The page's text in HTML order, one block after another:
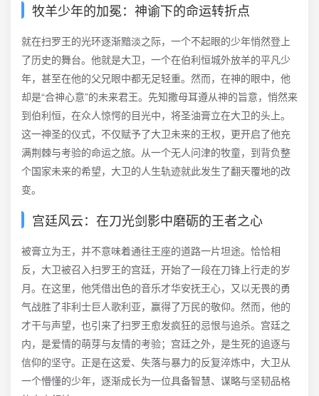
牧羊少年的加冕：神谕下的命运转折点
就在扫罗王的光环逐渐黯淡之际，一个不起眼的少年悄然登上
了历史的舞台。他就是大卫，一个在伯利恒城外放羊的平凡少
年，甚至在他的父兄眼中都无足轻重。然而，在神的眼中，他
却是“合神心意”的未来君王。先知撒母耳遵从神的旨意，悄然来
到伯利恒，在众人惊愕的目光中，将圣油膏立在大卫的头上。
这一神圣的仪式，不仅赋予了大卫未来的王权，更开启了他充
满荆棘与考验的命运之旅。从一个无人问津的牧童，到背负整
个国家未来的希望，大卫的人生轨迹就此发生了翻天覆地的改
变。
宫廷风云：在刀光剑影中磨砺的王者之心
被膏立为王，并不意味着通往王座的道路一片坦途。恰恰相
反，大卫被召入扫罗王的宫廷，开始了一段在刀锋上行走的岁
月。在这里，他凭借出色的音乐才华安抚王心，又以无畏的勇
气战胜了非利士巨人歌利亚，赢得了万民的敬仰。然而，他的
才干与声望，也引来了扫罗王愈发疯狂的忌恨与追杀。宫廷之
内，是爱情的萌芽与友情的考验；宫廷之外，是生死的追逐与
信仰的坚守。正是在这爱、失落与暴力的反复淬炼中，大卫从
一个懵懂的少年，逐渐成长为一位具备智慧、谋略与坚韧品格